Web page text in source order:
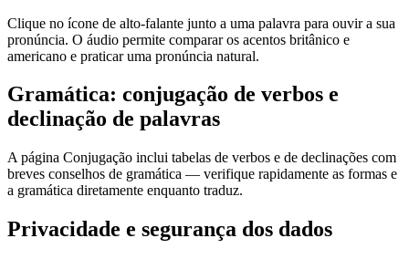
Clique no ícone de alto-falante junto a uma palavra para ouvir a sua
pronúncia. O áudio permite comparar os acentos britânico e
americano e praticar uma pronúncia natural.
Gramática: conjugação de verbos e
declinação de palavras
A página Conjugação inclui tabelas de verbos e de declinações com
breves conselhos de gramática — verifique rapidamente as formas e
a gramática diretamente enquanto traduz.
Privacidade e segurança dos dados